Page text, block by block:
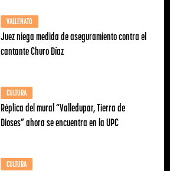
VALLENATO
Juez niega medida de aseguramiento contra el
cantante Churo Díaz
CULTURA
Réplica del mural “Valledupar, Tierra de
Dioses” ahora se encuentra en la UPC
CULTURA